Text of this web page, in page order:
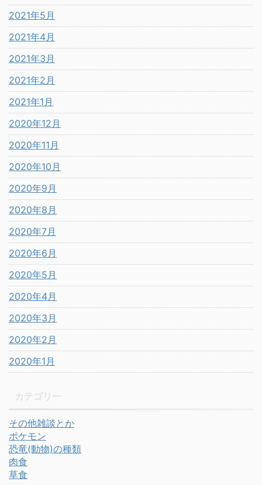
2021年5月
2021年4月
2021年3月
2021年2月
2021年1月
2020年12月
2020年11月
2020年10月
2020年9月
2020年8月
2020年7月
2020年6月
2020年5月
2020年4月
2020年3月
2020年2月
2020年1月
その他雑談とか
ポケモン
恐竜(動物)の種類
肉食
草食